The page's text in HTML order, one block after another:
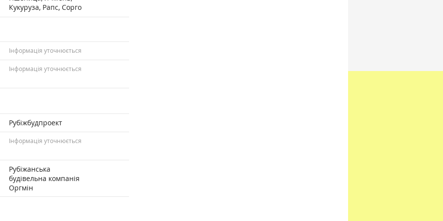
Кукуруза, Рапс, Сорго
Інформація уточнюється
Інформація уточнюється
Рубіжбудпроект
Інформація уточнюється
Рубіжанська
будівельна компанія
Оргмін